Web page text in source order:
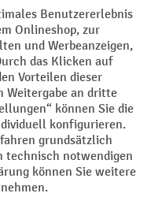
Privacy Settings
zzgl.Versandkostenund ggf.
angegeben.
Der Rabatt gilt nicht auf
Rabatt wird einmalig bei